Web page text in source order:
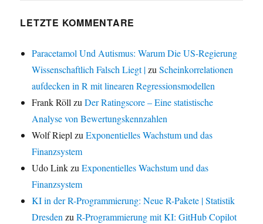
LETZTE KOMMENTARE
Paracetamol Und Autismus: Warum Die US-Regierung
Wissenschaftlich Falsch Liegt |zuScheinkorrelationen
aufdecken in R mit linearen Regressionsmodellen
Frank RöllzuDer Ratingscore – Eine statistische
Analyse von Bewertungskennzahlen
Wolf RieplzuExponentielles Wachstum und das
Finanzsystem
Udo LinkzuExponentielles Wachstum und das
Finanzsystem
KI in der R-Programmierung: Neue R-Pakete | Statistik
DresdenzuR-Programmierung mit KI: GitHub Copilot